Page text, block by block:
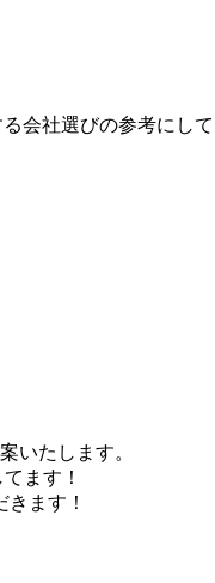
会社選びの参考にして
いたします。
ます！
ます！